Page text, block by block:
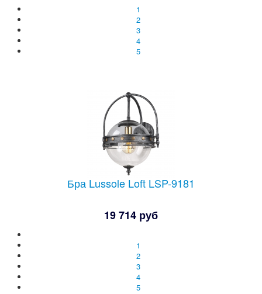
1
2
3
4
5
Бра Lussole Loft LSP-9181
19 714 руб
1
2
3
4
5